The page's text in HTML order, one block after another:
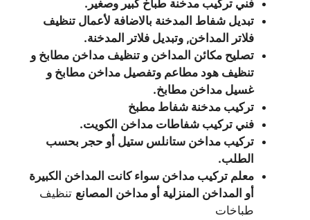
فني تركيب مدخنة طباخ كبير وصغير.
تبديل شفاط المدخنة بالاضافة لأعمال تنظيف
فلاتر المداخن, وتبديل فلاتر المدخنة.
تصليح مكائن المداخن و تنظيف مداخن مطابخ و
تنظيف هود مطاعم وتفصيل مداخن مطابخ و
غسيل مداخن مطابخ.
تركيب مدخنة شفاط مطبخ
فني تركيب شفاطات مداخن الكويت.
تركيب مداخن ستانلس ستيل أو حجر بحسب
الطلب.
معلم تركيب مداخن سواء كانت المداخن الكبيرة
أو المداخن المنزلية أو مداخن المصانع تنظيف
طباخات